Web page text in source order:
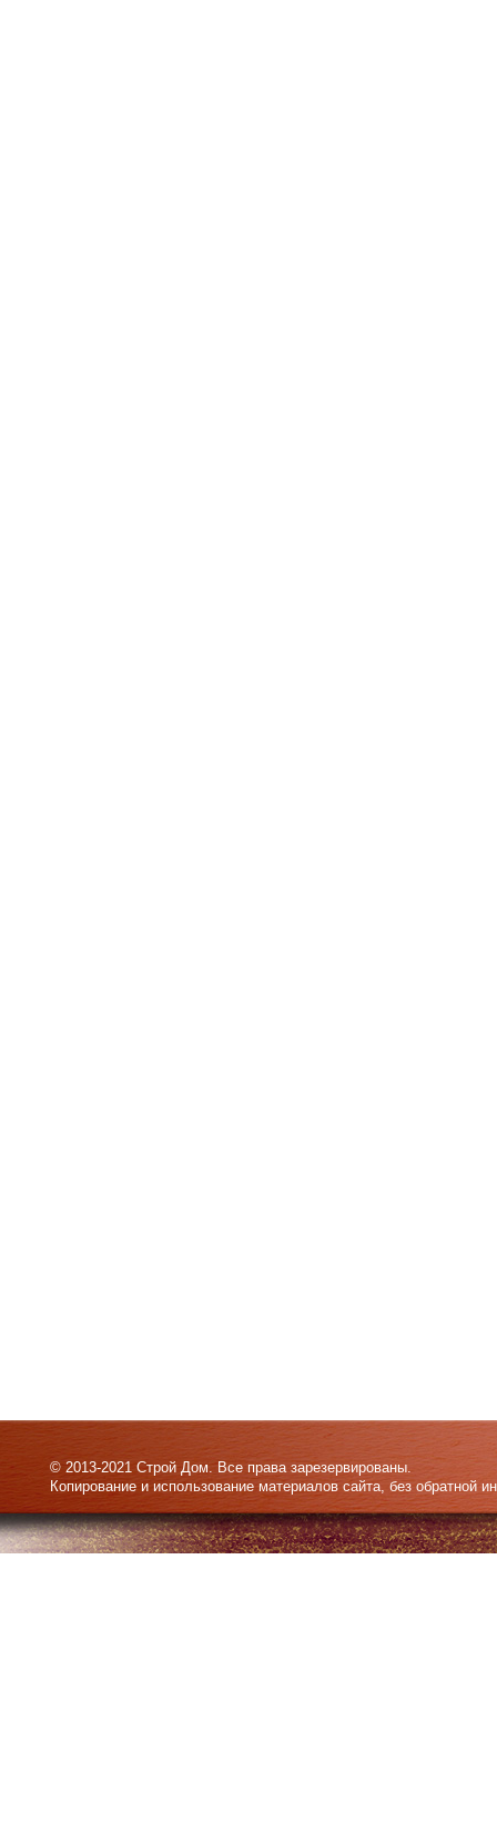
© 2013-2021 Строй Дом. Все права зарезервированы.
Копирование и использование материалов сайта, без обратной